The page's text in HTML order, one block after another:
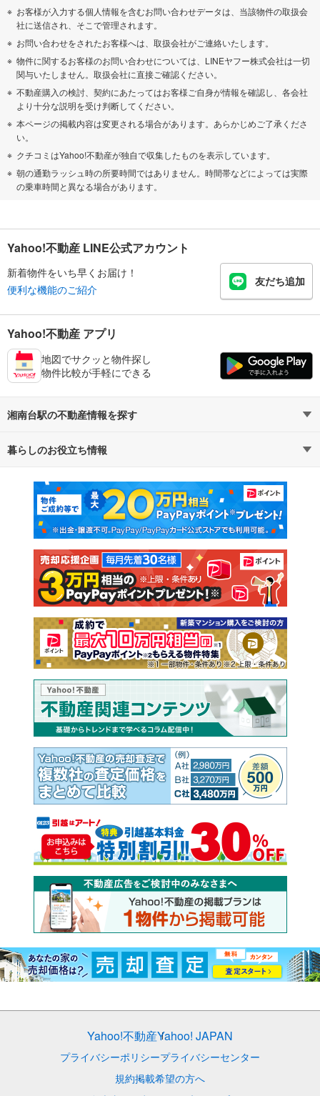
お客様が入力する個人情報を含むお問い合わせデータは、当該物件の取扱会
社に送信され、そこで管理されます。
お問い合わせをされたお客様へは、取扱会社がご連絡いたします。
物件に関するお客様のお問い合わせについては、LINEヤフー株式会社は一切
関与いたしません。取扱会社に直接ご確認ください。
不動産購入の検討、契約にあたってはお客様ご自身が情報を確認し、各会社
より十分な説明を受け判断してください。
本ページの掲載内容は変更される場合があります。あらかじめご了承くださ
い。
クチコミはYahoo!不動産が独自で収集したものを表示しています。
朝の通勤ラッシュ時の所要時間ではありません。時間帯などによっては実際
の乗車時間と異なる場合があります。
Yahoo!不動産 LINE公式アカウント
新着物件をいち早くお届け！
便利な機能のご紹介
友だち追加
Yahoo!不動産 アプリ
地図でサクッと物件探し
物件比較が手軽にできる
湘南台駅の不動産情報を探す
不動産・住宅
新築マンション 中古マンション
新築一戸建て 中古一戸建て
注文住宅 土地
売却査定
暮らしのお役立ち情報
マンションカタログ 教えて！住まいの先生
Yahoo!不動産Yahoo! JAPAN
プライバシーポリシープライバシーセンター
規約掲載希望の方へ